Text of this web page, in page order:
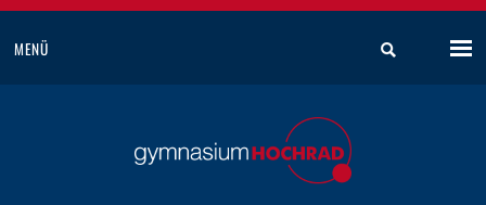
MENÜ